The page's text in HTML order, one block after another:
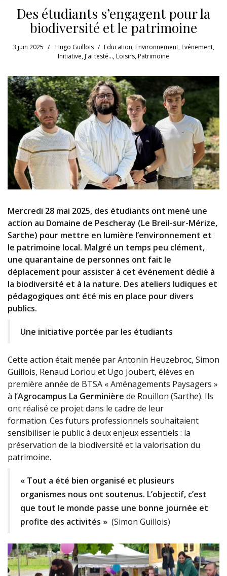
Des étudiants s’engagent pour la
biodiversité et le patrimoine
3 juin 2025 Hugo Guillois Education,Environnement,Evénement,
Initiative,J'ai testé...,Loisirs,Patrimoine
Mercredi 28 mai 2025, des étudiants ont mené une
action au Domaine de Pescheray (Le Breil-sur-Mérize,
Sarthe) pour mettre en lumière l’environnement et
le patrimoine local. Malgré un temps peu clément,
une quarantaine de personnes ont fait le
déplacement pour assister à cet événement dédié à
la biodiversité et à la nature. Des ateliers ludiques et
pédagogiques ont été mis en place pour divers
publics.
Une initiative portée par les étudiants
Cette action était menée par Antonin Heuzebroc, Simon
Guillois, Renaud Loriou et Ugo Joubert, élèves en
première année de BTSA « Aménagements Paysagers »
à l’Agrocampus La Germinière de Rouillon (Sarthe). Ils
ont réalisé ce projet dans le cadre de leur
formation. Ces futurs professionnels souhaitaient
sensibiliser le public à deux enjeux essentiels : la
préservation de la biodiversité et la valorisation du
patrimoine.
« Tout a été bien organisé et plusieurs
organismes nous ont soutenus. L’objectif, c’est
que tout le monde passe une bonne journée et
profite des activités » (Simon Guillois)